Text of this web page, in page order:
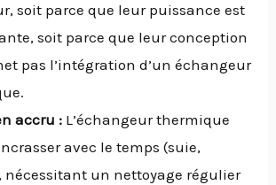
soit parce que leur puissance est
soit parce que leur conception
pas l’intégration d’un échangeur
accru : L’échangeur thermique
avec le temps (suie,
nécessitant un nettoyage régulier